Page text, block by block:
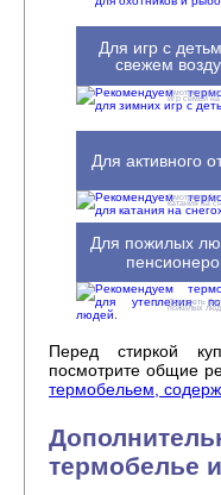
Для игр с
свежем
Смотреть
игр семьи на
Для активного
Смотреть
катания на
Для пожилых
Смотреть
пожилых
Перед стиркой
посмотрите общие
термобельем,
термобелье